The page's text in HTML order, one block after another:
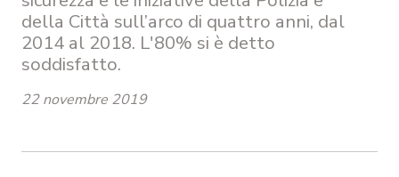
della Città sull’arco di quattro anni, dal
2014 al 2018. L'80% si è detto
soddisfatto.
22 novembre 2019